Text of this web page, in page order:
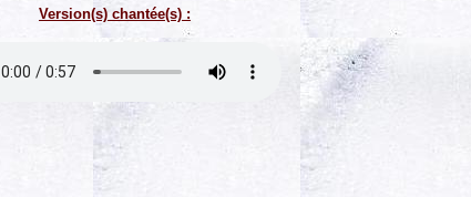
Version(s) chantée(s) :